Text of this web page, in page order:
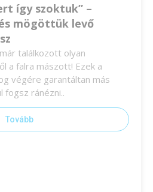
így szoktuk” –
mögöttük levő
találkozott olyan
a falra mászott! Ezek a
végére garantáltan más
fogsz ránézni..
Tovább